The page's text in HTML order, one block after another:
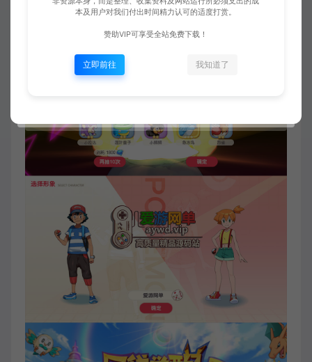
本及用户对我们付出时间精力认可的适度打赏。
赞助VIP可享受全站免费下载！
立即前往 我知道了